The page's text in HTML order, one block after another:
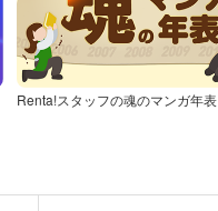
Renta!スタッフの魂のマンガ年表